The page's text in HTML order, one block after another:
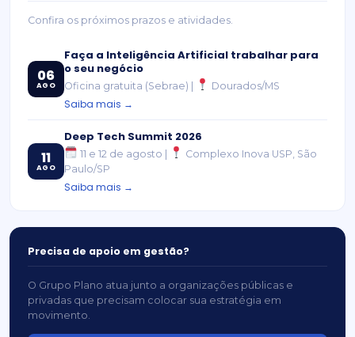
Confira os próximos prazos e atividades.
06
AGO
Faça a Inteligência Artificial trabalhar para
o seu negócio
Oficina gratuita (Sebrae) | Dourados/MS
Saiba mais →
11
AGO
Deep Tech Summit 2026
11 e 12 de agosto |
Complexo Inova USP, São
Paulo/SP
Saiba mais →
Precisa de apoio em gestão?
O Grupo Plano atua junto a organizações públicas e
privadas que precisam colocar sua estratégia em
movimento.